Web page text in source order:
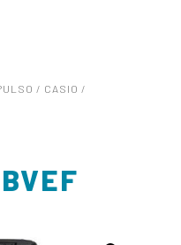
/ CASIO /